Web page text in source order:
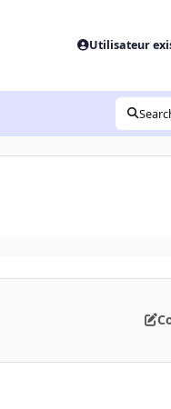
Utilisateur